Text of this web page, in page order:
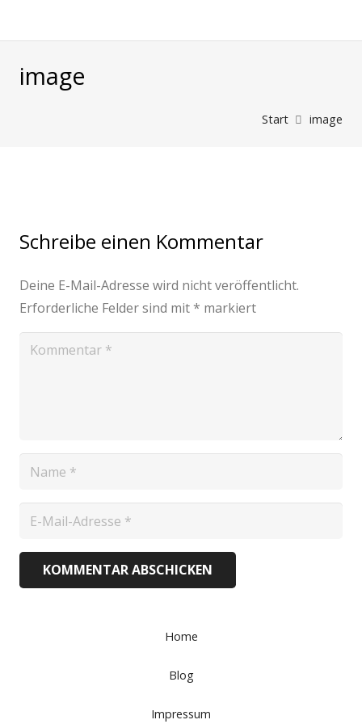
image
Start image
Schreibe einen Kommentar
Deine E-Mail-Adresse wird nicht veröffentlicht.
Erforderliche Felder sind mit* markiert
KOMMENTAR ABSCHICKEN
Home
Blog
Impressum